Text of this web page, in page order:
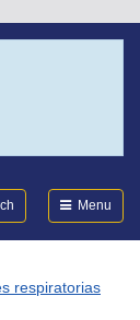
Menu
respiratorias